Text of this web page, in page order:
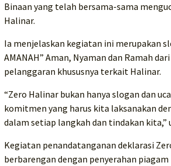
Binaan yang telah bersama-sama
Halinar.
Ia menjelaskan kegiatan ini merupakan
AMANAH” Aman, Nyaman dan Ramah
pelanggaran khususnya terkait Halinar.
“Zero Halinar bukan hanya slogan dan
komitmen yang harus kita laksanakan
dalam setiap langkah dan tindakan kita,”
Kegiatan penandatanganan deklarasi
berbarengan dengan penyerahan